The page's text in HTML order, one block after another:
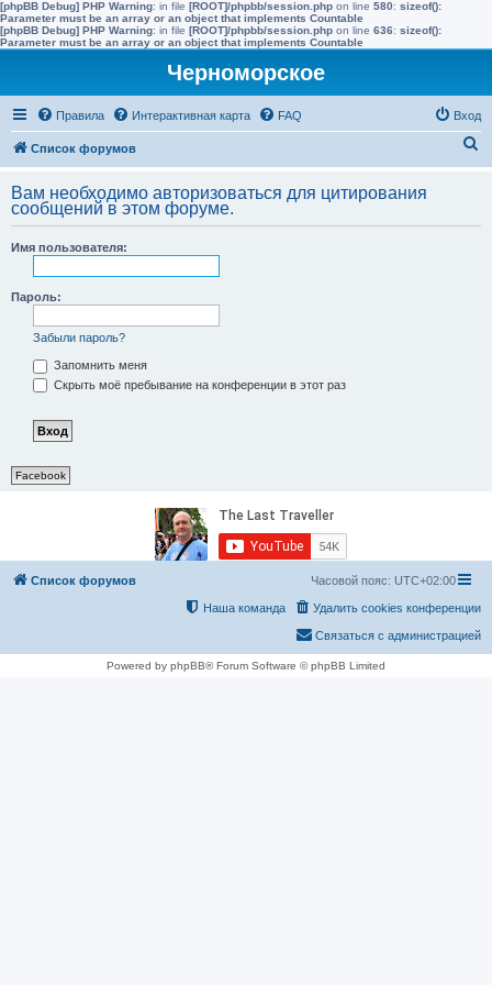
[phpBB Debug] PHP Warning: in file [ROOT]/phpbb/session.php on line 580: sizeof():
Parameter must be an array or an object that implements Countable
[phpBB Debug] PHP Warning: in file [ROOT]/phpbb/session.php on line 636: sizeof():
Parameter must be an array or an object that implements Countable
Черноморское
Правила Интерактивная карта FAQ Вход
Список форумов
с
Вам необходимо авторизоваться для цитирования
сообщений в этом форуме.
Имя пользователя:
Пароль:
Забыли пароль?
Запомнить меня
Скрыть моё пребывание на конференции в этот раз
Facebook
Список форумов Часовой пояс: UTC+02:00
Удалить cookies конференции
Наша команда
Связаться с администрацией
Powered by phpBB® Forum Software © phpBB Limited